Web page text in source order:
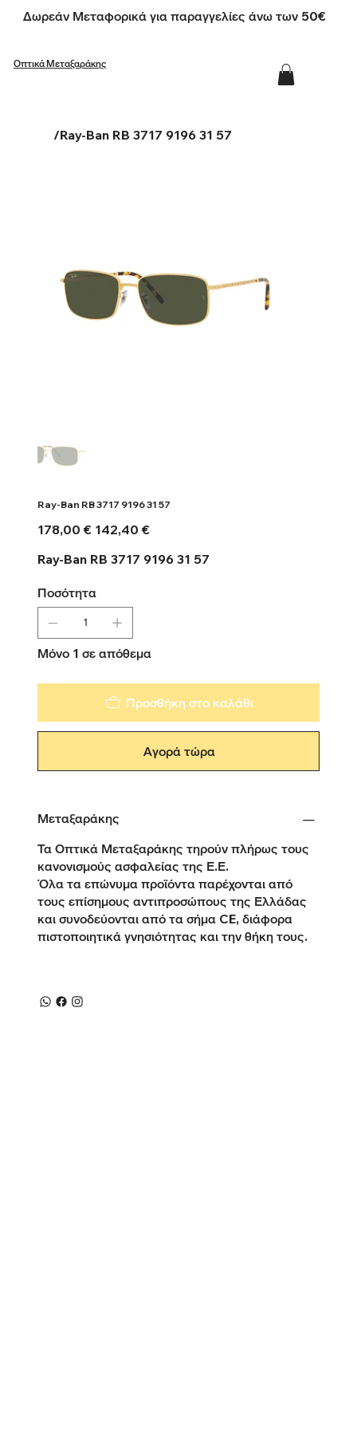
Δωρεάν Μεταφορικά για παραγγελίες άνω των 50€
Οπτικά Μεταξαράκης
/Ray-Ban RB 3717 9196 31 57
Ray-Ban RB 3717 9196 31 57
Αρχική
τιμή
178,00 €
Τιμή
έκπτωσης
142,40 €
Ray-Ban RB 3717 9196 31 57
Ποσότητα
Μόνο 1 σε απόθεμα
Προσθήκη στο καλάθι
Αγορά τώρα
Μεταξαράκης
Τα Οπτικά Μεταξαράκης τηρούν πλήρως τους
κανονισμούς ασφαλείας της Ε.Ε.
Όλα τα επώνυμα προϊόντα παρέχονται από
τους επίσημους αντιπροσώπους της Ελλάδας
και συνοδεύονται από τα σήμα CE, διάφορα
πιστοποιητικά γνησιότητας και την θήκη τους.